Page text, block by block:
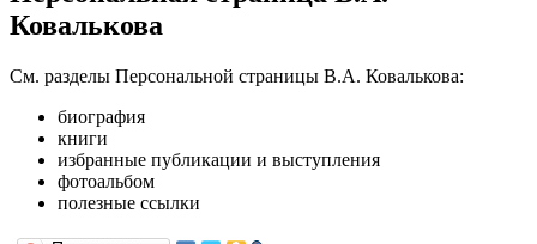
Ковалькова
См. разделы Персональной страницы В.А. Ковалькова:
биография
книги
избранные публикации и выступления
фотоальбом
полезные ссылки